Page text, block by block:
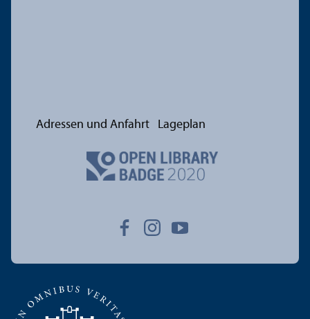
Adressen und Anfahrt Lageplan